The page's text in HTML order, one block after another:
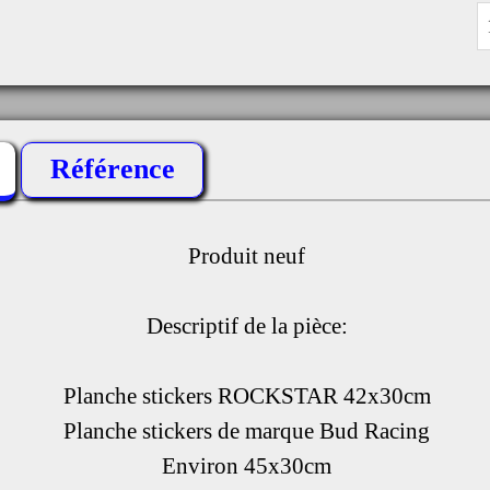
Référence
Produit neuf
Descriptif de la pièce:
Planche stickers ROCKSTAR 42x30cm
Planche stickers de marque Bud Racing
Environ 45x30cm